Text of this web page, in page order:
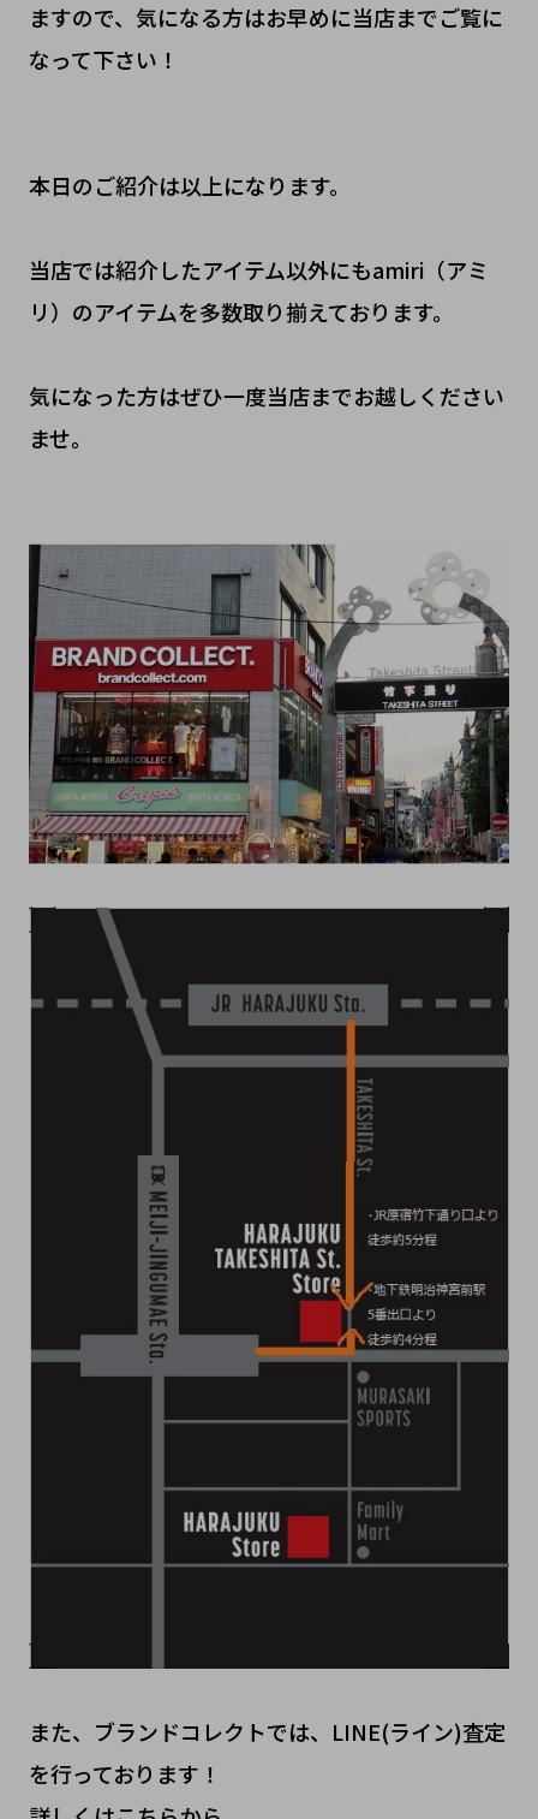
ますので、気になる方はお早めに当店までご覧に
なって下さい！
本日のご紹介は以上になります。
当店では紹介したアイテム以外にもamiri（アミ
リ）のアイテムを多数取り揃えております。
気になった方はぜひ一度当店までお越しください
ませ。
また、ブランドコレクトでは、LINE(ライン)査定
を行っております！